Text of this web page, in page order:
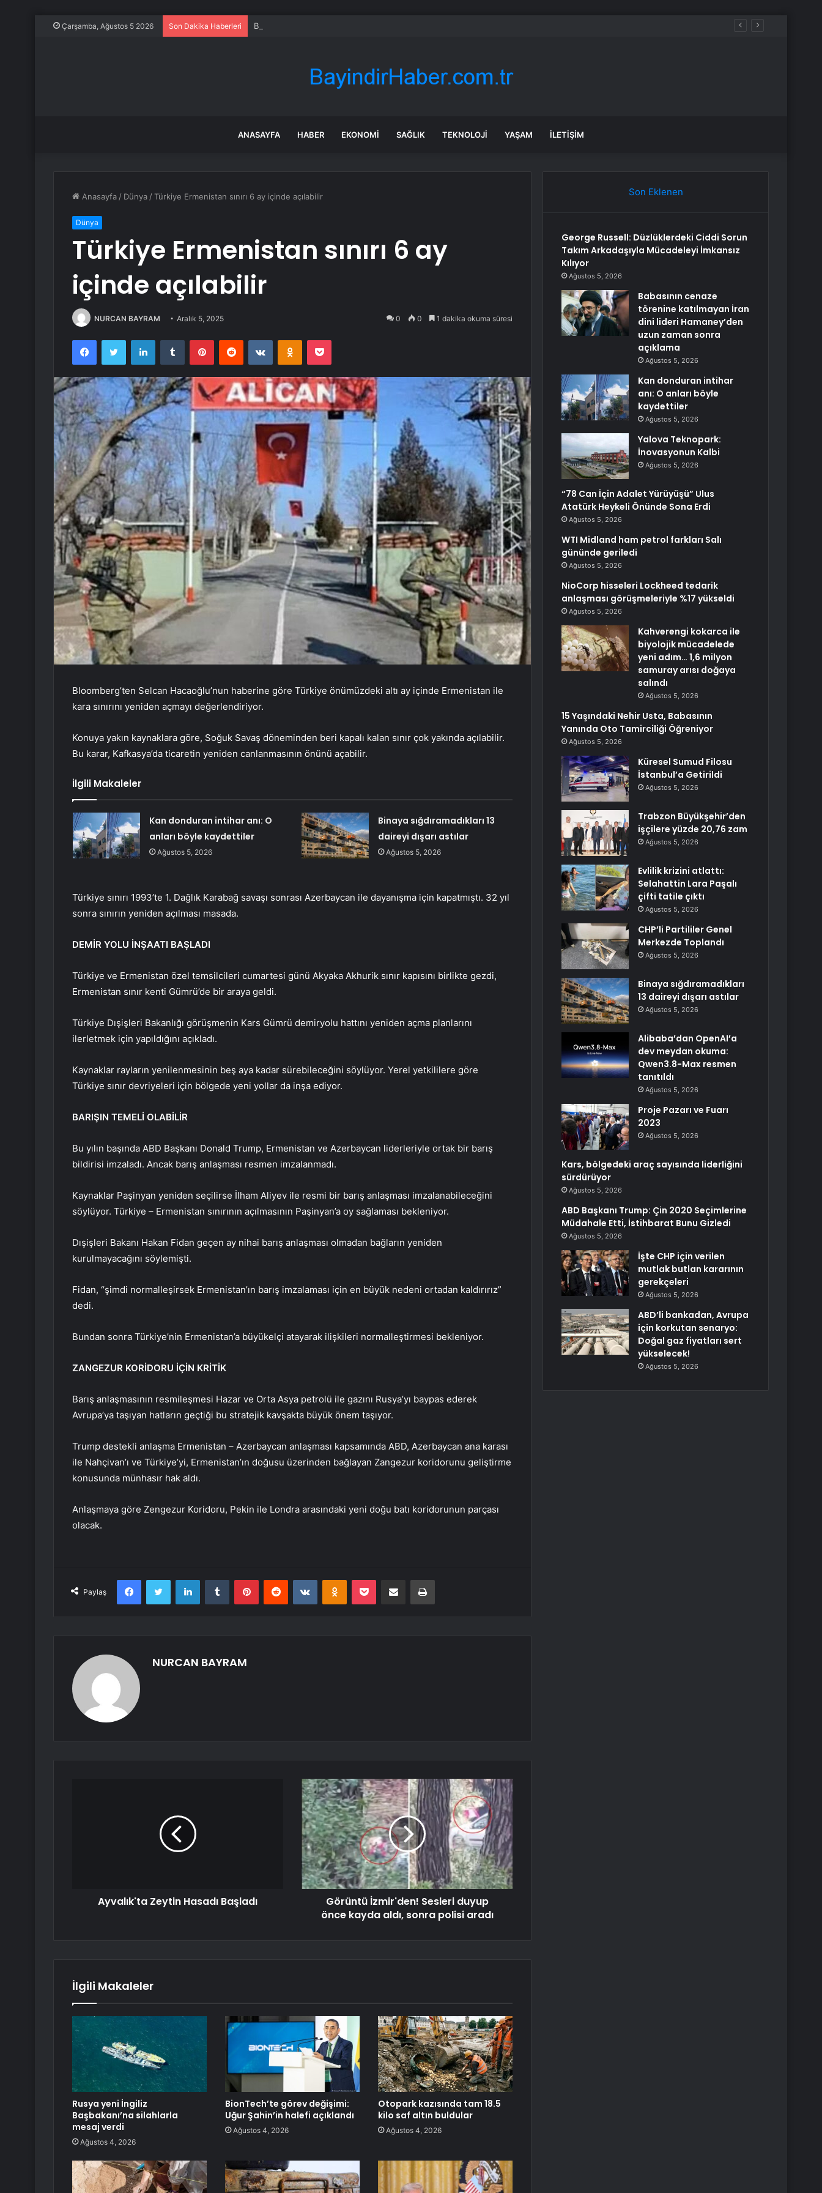
Çarşamba, Ağustos 5 2026 Son Dakika Haberleri Babasının cenaze törenine katılmayan İran dini lideri Hamaney’den uzun zaman sonra açıklama
ANASAYFA HABER EKONOMI SAĞLIK TEKNOLOJI YAŞAM İLETIŞIM
Anasayfa / Dünya /Türkiye Ermenistan sınırı 6 ay içinde açılabilir
Dünya
Türkiye Ermenistan sınırı 6 ay
içinde açılabilir
NURCAN BAYRAM Aralık 5, 2025 0 0 1 dakika okuma süresi
FacebookTwitter LinkedInTumblr PinterestReddit VKontakteOdnoklassniki
Pocket
Bloomberg’ten Selcan Hacaoğlu’nun haberine göre Türkiye önümüzdeki altı ay içinde Ermenistan ile
kara sınırını yeniden açmayı değerlendiriyor.
Konuya yakın kaynaklara göre, Soğuk Savaş döneminden beri kapalı kalan sınır çok yakında açılabilir.
Bu karar, Kafkasya’da ticaretin yeniden canlanmasının önünü açabilir.
İlgili Makaleler
Kan donduran intihar anı: O
anları böyle kaydettiler
Ağustos 5, 2026
Binaya sığdıramadıkları 13
daireyi dışarı astılar
Ağustos 5, 2026
Türkiye sınırı 1993’te 1. Dağlık Karabağ savaşı sonrası Azerbaycan ile dayanışma için kapatmıştı. 32 yıl
sonra sınırın yeniden açılması masada.
DEMİR YOLU İNŞAATI BAŞLADI
Türkiye ve Ermenistan özel temsilcileri cumartesi günü Akyaka Akhurik sınır kapısını birlikte gezdi,
Ermenistan sınır kenti Gümrü’de bir araya geldi.
Türkiye Dışişleri Bakanlığı görüşmenin Kars Gümrü demiryolu hattını yeniden açma planlarını
ilerletmek için yapıldığını açıkladı.
Kaynaklar rayların yenilenmesinin beş aya kadar sürebileceğini söylüyor. Yerel yetkililere göre
Türkiye sınır devriyeleri için bölgede yeni yollar da inşa ediyor.
BARIŞIN TEMELİ OLABİLİR
Bu yılın başında ABD Başkanı Donald Trump, Ermenistan ve Azerbaycan liderleriyle ortak bir barış
bildirisi imzaladı. Ancak barış anlaşması resmen imzalanmadı.
Kaynaklar Paşinyan yeniden seçilirse İlham Aliyev ile resmi bir barış anlaşması imzalanabileceğini
söylüyor. Türkiye – Ermenistan sınırının açılmasının Paşinyan’a oy sağlaması bekleniyor.
Dışişleri Bakanı Hakan Fidan geçen ay nihai barış anlaşması olmadan bağların yeniden
kurulmayacağını söylemişti.
Fidan, “şimdi normalleşirsek Ermenistan’ın barış imzalaması için en büyük nedeni ortadan kaldırırız”
dedi.
Bundan sonra Türkiye’nin Ermenistan’a büyükelçi atayarak ilişkileri normalleştirmesi bekleniyor.
ZANGEZUR KORİDORU İÇİN KRİTİK
Barış anlaşmasının resmileşmesi Hazar ve Orta Asya petrolü ile gazını Rusya’yı baypas ederek
Avrupa’ya taşıyan hatların geçtiği bu stratejik kavşakta büyük önem taşıyor.
Trump destekli anlaşma Ermenistan – Azerbaycan anlaşması kapsamında ABD, Azerbaycan ana karası
ile Nahçivan’ı ve Türkiye’yi, Ermenistan’ın doğusu üzerinden bağlayan Zangezur koridorunu geliştirme
konusunda münhasır hak aldı.
Anlaşmaya göre Zengezur Koridoru, Pekin ile Londra arasındaki yeni doğu batı koridorunun parçası
olacak.
Paylaş
FacebookTwitter LinkedInTumblr PinterestReddit VKontakteOdnoklassniki
Pocket E-Posta ile paylaş Yazdır
NURCAN BAYRAM
Ayvalık'ta Zeytin Hasadı Başladı
Görüntü İzmir'den! Sesleri duyup
önce kayda aldı, sonra polisi aradı
İlgili Makaleler
Rusya yeni İngiliz
Başbakanı’na silahlarla
mesaj verdi
Ağustos 4, 2026
BionTech’te görev değişimi:
Uğur Şahin’in halefi açıklandı
Ağustos 4, 2026
Otopark kazısında tam 18.5
kilo saf altın buldular
Ağustos 4, 2026
Son Eklenen
George Russell: Düzlüklerdeki Ciddi Sorun
Takım Arkadaşıyla Mücadeleyi İmkansız
Kılıyor
Ağustos 5, 2026
Babasının cenaze
törenine katılmayan İran
dini lideri Hamaney’den
uzun zaman sonra
açıklama
Ağustos 5, 2026
Kan donduran intihar
anı: O anları böyle
kaydettiler
Ağustos 5, 2026
Yalova Teknopark:
İnovasyonun Kalbi
Ağustos 5, 2026
“78 Can İçin Adalet Yürüyüşü” Ulus
Atatürk Heykeli Önünde Sona Erdi
Ağustos 5, 2026
WTI Midland ham petrol farkları Salı
gününde geriledi
Ağustos 5, 2026
NioCorp hisseleri Lockheed tedarik
anlaşması görüşmeleriyle %17 yükseldi
Ağustos 5, 2026
Kahverengi kokarca ile
biyolojik mücadelede
yeni adım… 1,6 milyon
samuray arısı doğaya
salındı
Ağustos 5, 2026
15 Yaşındaki Nehir Usta, Babasının
Yanında Oto Tamirciliği Öğreniyor
Ağustos 5, 2026
Küresel Sumud Filosu
İstanbul’a Getirildi
Ağustos 5, 2026
Trabzon Büyükşehir’den
işçilere yüzde 20,76 zam
Ağustos 5, 2026
Evlilik krizini atlattı:
Selahattin Lara Paşalı
çifti tatile çıktı
Ağustos 5, 2026
CHP’li Partililer Genel
Merkezde Toplandı
Ağustos 5, 2026
Binaya sığdıramadıkları
13 daireyi dışarı astılar
Ağustos 5, 2026
Alibaba’dan OpenAI’a
dev meydan okuma:
Qwen3.8-Max resmen
tanıtıldı
Ağustos 5, 2026
Proje Pazarı ve Fuarı
2023
Ağustos 5, 2026
Kars, bölgedeki araç sayısında liderliğini
sürdürüyor
Ağustos 5, 2026
ABD Başkanı Trump: Çin 2020 Seçimlerine
Müdahale Etti, İstihbarat Bunu Gizledi
Ağustos 5, 2026
İşte CHP için verilen
mutlak butlan kararının
gerekçeleri
Ağustos 5, 2026
ABD’li bankadan, Avrupa
için korkutan senaryo:
Doğal gaz fiyatları sert
yükselecek!
Ağustos 5, 2026